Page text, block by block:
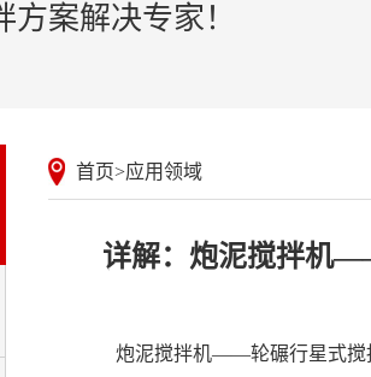
案解决专家！
首页>应用领域
详解：炮泥搅拌机
炮泥搅拌机——轮碾行星式搅